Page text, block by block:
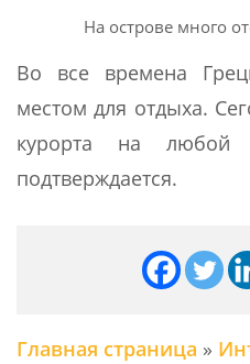
На острове много
Во все времена
местом для отдыха.
курорта на любой
подтверждается.
Главная страница »